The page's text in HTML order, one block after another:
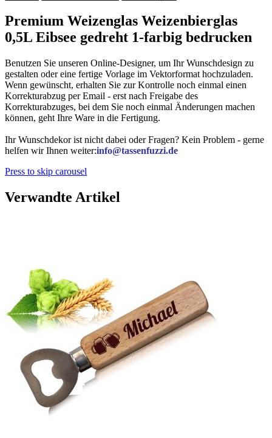
Premium Weizenglas Weizenbierglas
0,5L Eibsee gedreht 1-farbig bedrucken
Benutzen Sie unseren Online-Designer, um Ihr Wunschdesign zu
gestalten oder eine fertige Vorlage im Vektorformat hochzuladen.
Wenn gewünscht, erhalten Sie zur Kontrolle noch einmal einen
Korrekturabzug per Email - erst nach Freigabe des
Korrekturabzuges, bei dem Sie noch einmal Änderungen machen
können, geht Ihre Ware in die Fertigung.
Ihr Wunschdekor ist nicht dabei oder Fragen? Kein Problem - gerne
helfen wir Ihnen weiter:info@tassenfuzzi.de
Press to skip carousel
Verwandte Artikel